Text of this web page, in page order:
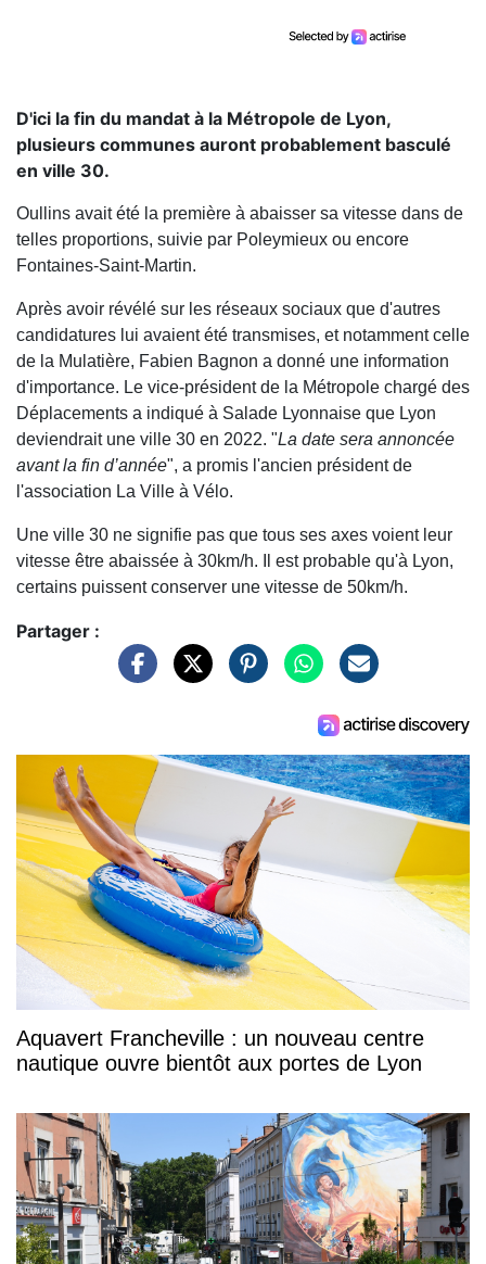
D'ici la fin du mandat à la Métropole de Lyon,
plusieurs communes auront probablement basculé
en ville 30.
Oullins avait été la première à abaisser sa vitesse dans de
telles proportions, suivie par Poleymieux ou encore
Fontaines-Saint-Martin.
Après avoir révélé sur les réseaux sociaux que d'autres
candidatures lui avaient été transmises, et notamment celle
de la Mulatière, Fabien Bagnon a donné une information
d'importance. Le vice-président de la Métropole chargé des
Déplacements a indiqué à Salade Lyonnaise que Lyon
deviendrait une ville 30 en 2022. "La date sera annoncée
avant la fin d’année", a promis l'ancien président de
l'association La Ville à Vélo.
Une ville 30 ne signifie pas que tous ses axes voient leur
vitesse être abaissée à 30km/h. Il est probable qu'à Lyon,
certains puissent conserver une vitesse de 50km/h.
Partager :
Aquavert Francheville : un nouveau centre
nautique ouvre bientôt aux portes de Lyon